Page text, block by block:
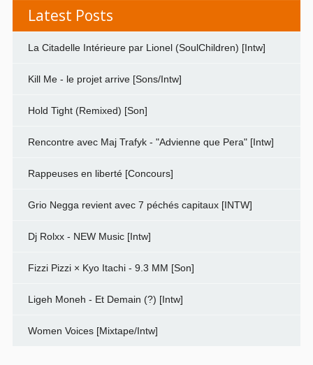
Latest Posts
La Citadelle Intérieure par Lionel (SoulChildren) [Intw]
Kill Me - le projet arrive [Sons/Intw]
Hold Tight (Remixed) [Son]
Rencontre avec Maj Trafyk - "Advienne que Pera" [Intw]
Rappeuses en liberté [Concours]
Grio Negga revient avec 7 péchés capitaux [INTW]
Dj Rolxx - NEW Music [Intw]
Fizzi Pizzi × Kyo Itachi - 9.3 MM [Son]
Ligeh Moneh - Et Demain (?) [Intw]
Women Voices [Mixtape/Intw]